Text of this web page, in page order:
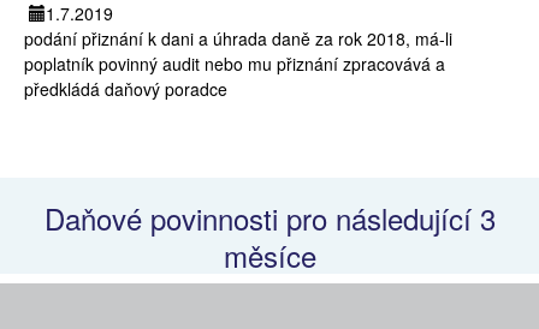
1.7.2019
podání přiznání k dani a úhrada daně za rok 2018, má-li
poplatník povinný audit nebo mu přiznání zpracovává a
předkládá daňový poradce
Daňové povinnosti pro následující 3
měsíce